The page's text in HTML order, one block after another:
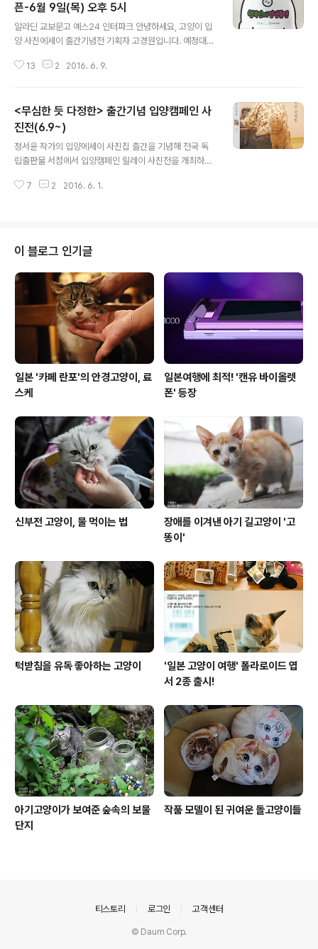
점착메모지가 필요할 때 요긴하게 사용할 수 있겠어요. 이
번에 '네모닉AI'를 사용해보면서 제일 기대했던 건 다양한
점착메모지를 써 볼 수 있다는 점이었어요. 기존 점착메모
지에서 30% 이상 점착강도를 높인 강접착메모지도 새롭
게 출시되었다고 해요. 개인적으로는 투명 라벨지에 큰 기
픈-6월 9일(목) 오후 5시
알라딘 교보문고 예스24 인터파크 안녕하세요, 고양이 입
양 사진에세이 출간기념전 기획자 고경원입니다. 예정대로
차 전시를 오픈합니다. 1. 설치 완료 시간-6월 9일(목) '오
오시면 빈 벽을 보시게 될 수도 있습니다;; 설치 완료 예상
시간은 오후 5시경이므로, 전시를 원활히 감상하시려면 첫
날에는 오후 5시 이후 들러주시면 감사하겠습니다. 2. 전
시공간별 성격 + 오시는 길 안내 1) 고양이 전문서점 '슈뢰
atbook.co.kr 오시는 길: http://bit.ly/1Ph..
13 2 2016. 6. 9.
<무심한 듯 다정한> 출간기념 입양캠페인 사
진전(6.9~)
정서윤 작가의 입양에세이 사진집 출간을 기념해 전국 독
립출판물 서점에서 입양캠페인 릴레이 사진전을 개최하게
딩거'와 냥덕모임 '기승전냥'을 운영하는 '이후북스'에서 1
하니 관심 있는 분들의 참여 부탁드립니다. 사진에세이 외
에, 텀블벅 후원자만을 위한 한정제작 굿즈를 다양하게 준
비했습니다. 고양이책 기획자이자 작가로서 늘 생각하는
거지만, 겉보기에만 예쁜 책을 만들기보다는 고양이가 행
복해지는 세상을 위해 꼭 필요한 책을 만들겠습니다. =(^ㅅ
^)= https://www.tumblbug...
7 2 2016. 6. 1.
이 블로그 인기글
일본 '카페 란포'의 안경고양이, 료
스케
일본여행에 최적! '캔유 바이올렛
폰' 등장
신부전 고양이, 물 먹이는 법
장애를 이겨낸 아기 길고양이 '고
똥이'
턱받침을 유독 좋아하는 고양이
'일본 고양이 여행' 폴라로이드 엽
서 2종 출시!
아기고양이가 보여준 숲속의 보물
단지
작품 모델이 된 귀여운 돌고양이들
티스토리 로그인 고객센터
© Daum Corp.